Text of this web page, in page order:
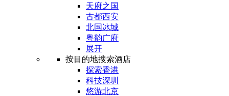
天府之国
古都西安
北国冰城
粤韵广府
展开
按目的地搜索酒店
探索香港
科技深圳
悠游北京